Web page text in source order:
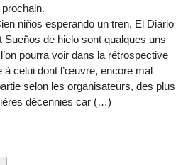
niños esperando un tren, El Diario
Sueños de hielo sont qualques uns
pourra voir dans la rétrospective
à celui dont l’œuvre, encore mal
selon les organisateurs, des plus
décennies car (…)